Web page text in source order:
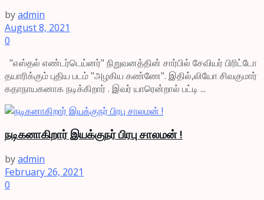
byadmin
August 8, 2021
0
"எஸ்தல் எண்டர்டெய்னர்" நிறுவனத்தின் சார்பில் சேவியர் பிரிட்டோ
தயாரிக்கும் புதிய படம் "அழகிய கண்ணே". இதில்,லியோ சிவகுமார்
கதாநாயகனாக நடிக்கிறார் . இவர் யாரென்றால் பட்டி ...
நடிகனாகிறார் இயக்குநர் பிரபு சாலமன் !
byadmin
February 26, 2021
0